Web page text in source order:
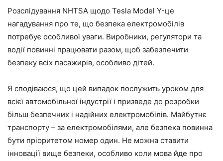
Розслідування NHTSA щодо Tesla Model Y-це
нагадування про те, що безпека електромобілів
потребує особливої уваги. Виробники, регулятори та
водії повинні працювати разом, щоб забезпечити
безпеку всіх пасажирів, особливо дітей.
Я сподіваюся, що цей випадок послужить уроком для
всієї автомобільної індустрії і призведе до розробки
більш безпечних і надійних електромобілів. Майбутнє
транспорту – за електромобілями, але безпека повинна
бути пріоритетом номер один. Не можна ставити
інновації вище безпеки, особливо коли мова йде про